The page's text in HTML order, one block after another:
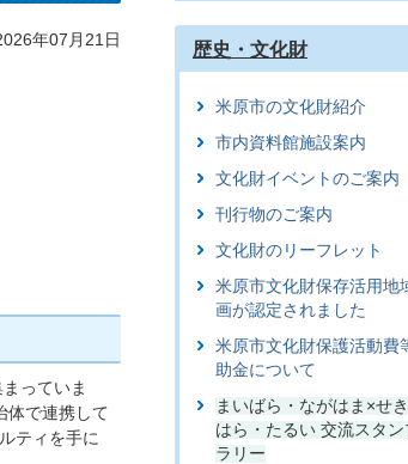
年07月21日
っていま
体で連携して
ティを手に
歴史・文化財
米原市の文化財紹介
市内資料館施設案内
文化財イベントのご案内
刊行物のご案内
文化財のリーフレット
米原市文化財保存活用地
画が認定されました
米原市文化財保護活動費
助金について
まいばら・ながはま×せ
はら・たるい 交流スタン
ラリー